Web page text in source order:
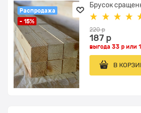
Распродажа
- 15%
Брусок
220 р
187 р
выгода33 р или
В